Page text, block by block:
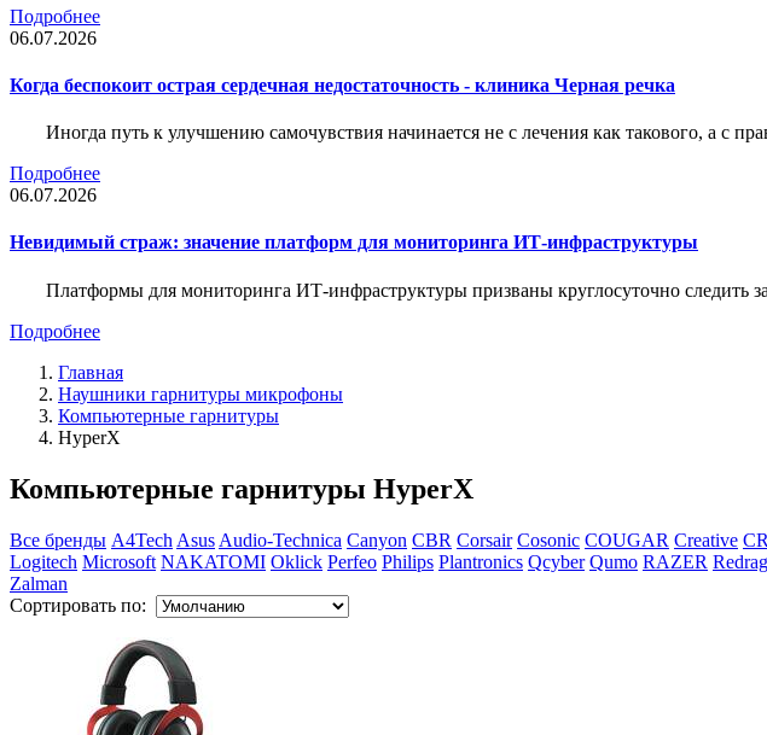
Подробнее
06.07.2026
Когда беспокоит острая сердечная недостаточность - клиника Черная речка
Иногда путь к улучшению самочувствия начинается не с лечения как такового, а с
Подробнее
06.07.2026
Невидимый страж: значение платформ для мониторинга ИТ-инфраструктуры
Платформы для мониторинга ИТ-инфраструктуры призваны круглосуточно следить
Подробнее
Главная
Наушники гарнитуры микрофоны
Компьютерные гарнитуры
HyperX
Компьютерные гарнитуры HyperX
Все бренды A4Tech Asus Audio-Technica Canyon CBR Corsair Cosonic COUGAR Creative
Logitech Microsoft NAKATOMI Oklick Perfeo Philips Plantronics Qcyber Qumo RAZER
Zalman
Сортировать по: